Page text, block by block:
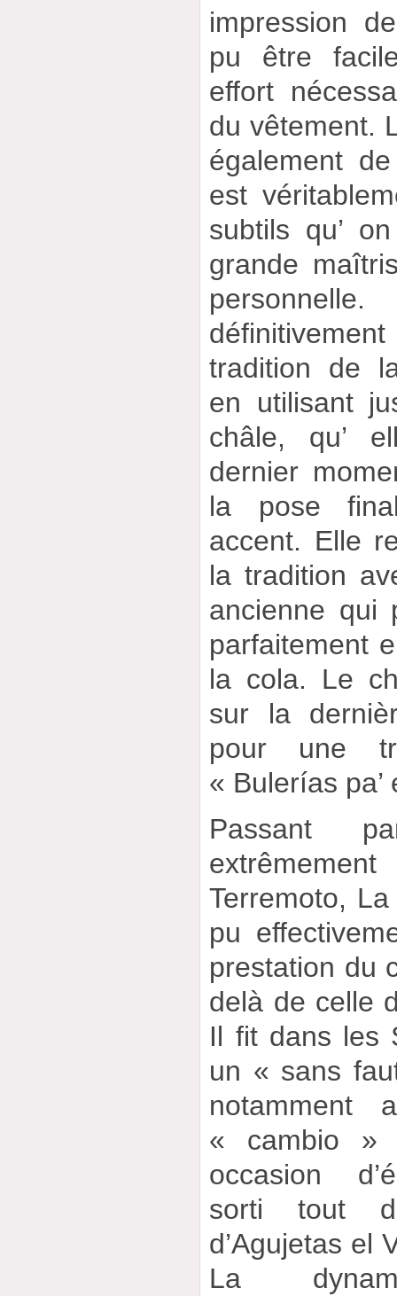
impression
pu être
effort
du vêtement.
également
est
subtils qu’
grande
tradition de
en utilisant
châle, qu’
dernier
la pose
accent. Elle
la tradition
ancienne qui
parfaitement
la cola. Le
sur la
pour une
« Bulerías pa’
Passant
Terremoto,
pu
prestation du
delà de celle
Il fit dans les
un « sans
notamment
« cambio »
occasion
sorti tout
d’Agujetas el
La